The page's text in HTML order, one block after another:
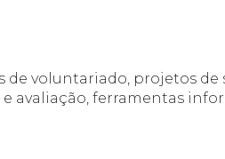
voluntariado, projetos de
ferramentas